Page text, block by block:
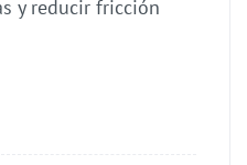
y reducir fricción